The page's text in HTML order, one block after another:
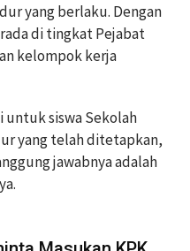
yang berlaku. Dengan
di tingkat Pejabat
kelompok kerja
untuk siswa Sekolah
yang telah ditetapkan,
jawabnya adalah